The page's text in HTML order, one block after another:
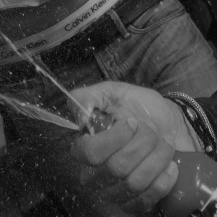
J'ADORE BERRY BABY 12-PACK
12-pack Stëlz - Peach
12-Pack Stëlz - Mango
12- Pack GIN & TONIC
Klantenservice
Contact & Vragen
Algemene voorwaarden
Disclaimer
Privacy Policy
Sitemap
Over ons
Sponsoring
Onze diensten
Over Bavaria Bierkoerier
Contactgegevens
050 - 526 82 02
bavariabierkoerier@gmail.com
Standaard openingstijden:
Maandag t/m zaterdag geopend van 15.00 tot 20.30 uur